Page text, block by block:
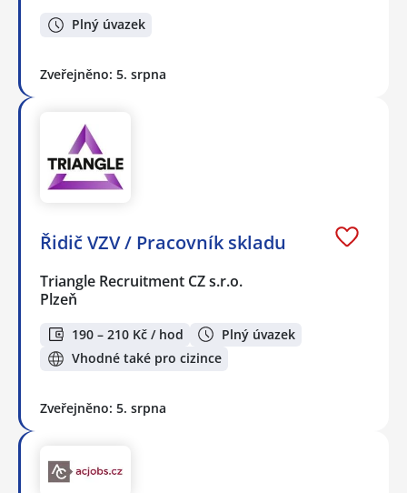
Plný úvazek
Zveřejněno: 5. srpna
Řidič VZV / Pracovník skladu
Triangle Recruitment CZ s.r.o.
Plzeň
190 – 210 Kč / hod
Plný úvazek
Vhodné také pro cizince
Zveřejněno: 5. srpna